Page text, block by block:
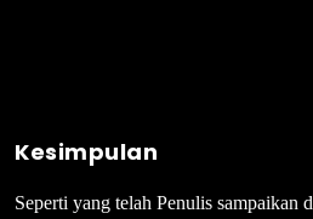
Kesimpulan
Seperti yang telah Penulis sampaikan